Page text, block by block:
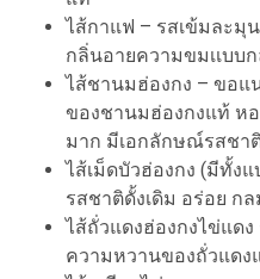
ไส้กาแฟ – รสเข้มละมุ
กลิ่นอายความขมเเบบ
ไส้ชานมฮ่องกง – ขอแ
ของชานมฮ่องกงแท้
มาก มีเอกลักษณ์รสชา
ไส้เม็ดบัวฮ่องกง (มีทั้ง
รสชาติดั้งเดิม อร่อย ก
ไส้ถั่วแดงฮ่องกงไข่แด
ความหวานของถั่วแดง